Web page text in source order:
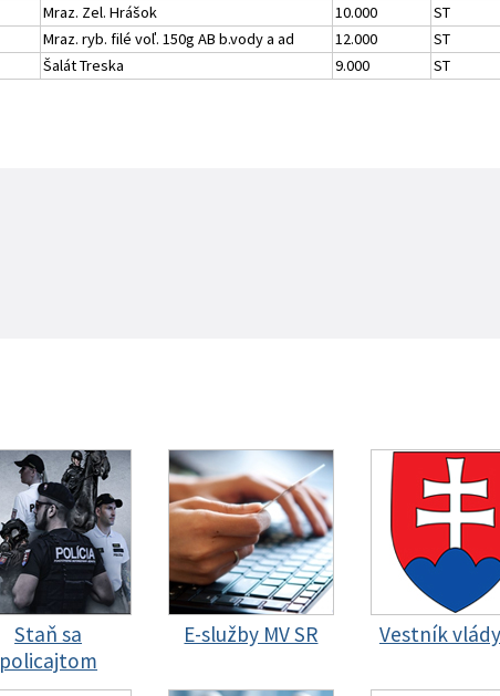
Mraz. Zel. Hrášok 10.000 ST
Mraz. ryb. filé voľ. 150g AB b.vody a ad 12.000 ST
Šalát Treska 9.000 ST
Staň sa
policajtom
E-služby MV SR Vestník